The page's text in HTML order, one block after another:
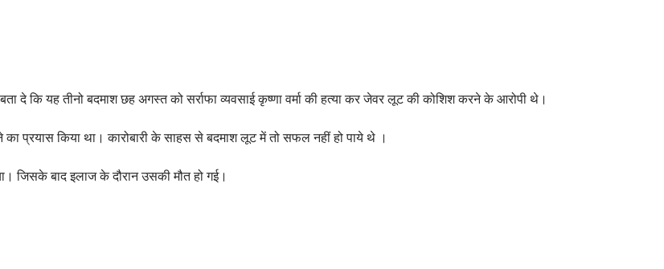
दे कि यह तीनो बदमाश छह अगस्‍त को सर्राफा व्यवसाई कृष्णा वर्मा की हत्या कर जेवर लूट की कोशिश करने के आरोपी थे।
का प्रयास किया था। कारोबारी के साहस से बदमाश लूट में तो सफल नहीं हो पाये थे ।
जिसके बाद इलाज के दौरान उसकी मौत हो गई।